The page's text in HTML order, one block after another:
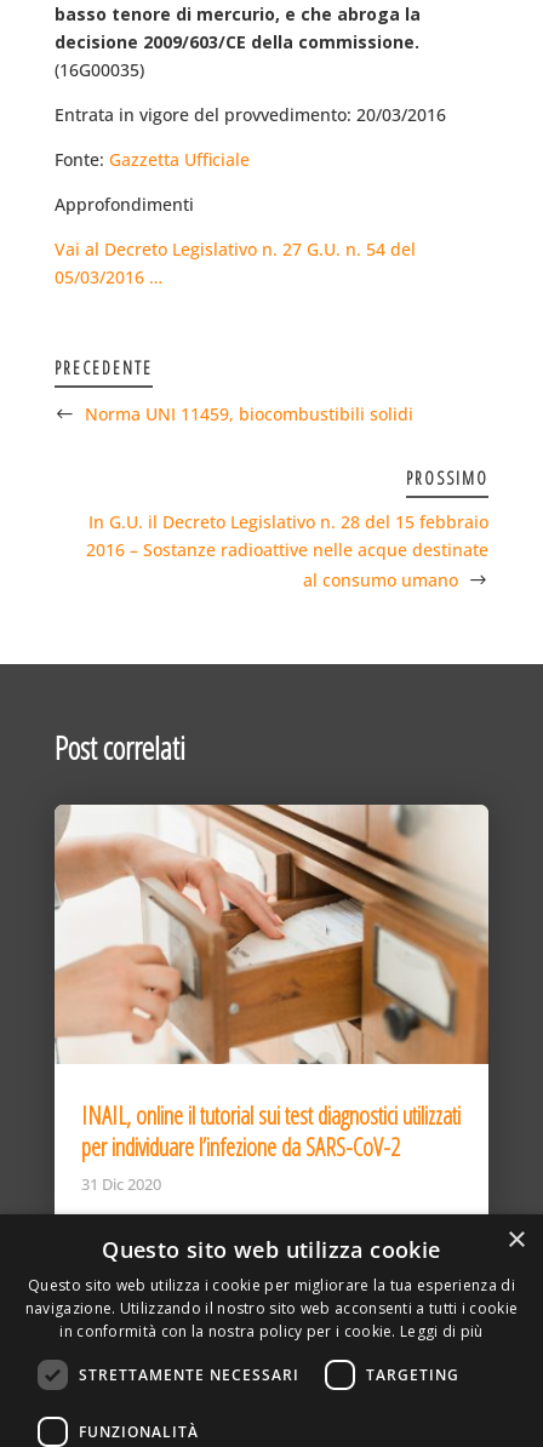
basso tenore di mercurio, e che abroga la
decisione 2009/603/CE della commissione.
(16G00035)
Entrata in vigore del provvedimento: 20/03/2016
Fonte: Gazzetta Ufficiale
Approfondimenti
Vai al Decreto Legislativo n. 27 G.U. n. 54 del
05/03/2016 …
PRECEDENTE
Norma UNI 11459, biocombustibili solidi
PROSSIMO
In G.U. il Decreto Legislativo n. 28 del 15 febbraio
2016 – Sostanze radioattive nelle acque destinate
al consumo umano
Post correlati
INAIL, online il tutorial sui test diagnostici utilizzati
per individuare l’infezione da SARS-CoV-2
31 Dic 2020
DELLA TORRE, 15 – 20127 – MILANO – P. IVA
×
Questo sito web utilizza cookie
Questo sito web utilizza i cookie per migliorare la tua esperienza di
navigazione. Utilizzando il nostro sito web acconsenti a tutti i cookie
in conformità con la nostra policy per i cookie. Leggi di più
STRETTAMENTE NECESSARI TARGETING
FUNZIONALITÀ